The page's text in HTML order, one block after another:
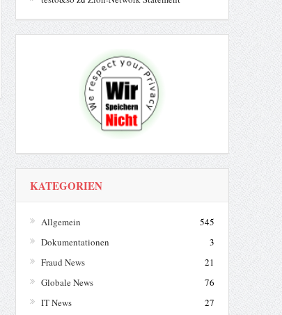
KATEGORIEN
Allgemein
545
Dokumentationen
3
Fraud News
21
Globale News
76
IT News
27